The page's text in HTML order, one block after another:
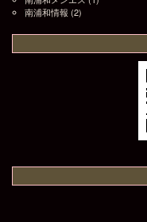
南浦和情報 (2)